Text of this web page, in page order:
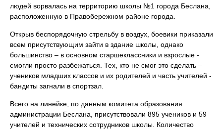
людей ворвалась на территорию школы №1 города Беслана,
расположенную в Правобережном районе города.
Открыв беспорядочную стрельбу в воздух, боевики приказали
всем присутствующим зайти в здание школы, однако
большинство – в основном старшеклассники и взрослые ‑
смогли просто разбежаться. Тех, кто не смог это сделать –
учеников младших классов и их родителей и часть учителей ‑
бандиты загнали в спортзал.
Всего на линейке, по данным комитета образования
администрации Беслана, присутствовали 895 учеников и 59
учителей и технических сотрудников школы. Количество